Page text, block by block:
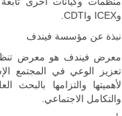
وICEX وCDTI.
نبذة عن مؤسسة فيندف
معرض فيندف هو معرض
تعزيز الوعي في المجتمع
لأهميتها والتزامها بالبحث
والتكامل الاجتماعي.